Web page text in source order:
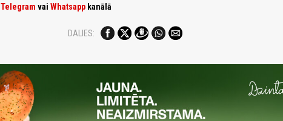
Telegram vai Whatsapp kanālā
DALIES: